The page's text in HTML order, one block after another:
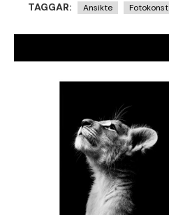
TAGGAR: Ansikte Fotokonst